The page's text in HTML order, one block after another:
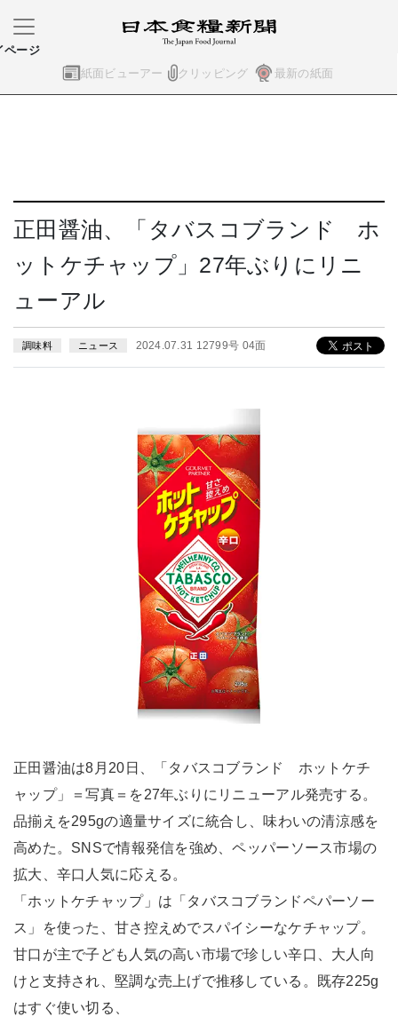
紙面ビューアー クリッピング 最新の紙面
ページ
正田醤油、「タバスコブランド ホ
ットケチャップ」27年ぶりにリニ
ューアル
調味料 ニュース 2024.07.31 12799号 04面
正田醤油は8月20日、「タバスコブランド ホットケチ
ャップ」＝写真＝を27年ぶりにリニューアル発売する。
品揃えを295gの適量サイズに統合し、味わいの清涼感を
高めた。SNSで情報発信を強め、ペッパーソース市場の
拡大、辛口人気に応える。
「ホットケチャップ」は「タバスコブランドペパーソー
ス」を使った、甘さ控えめでスパイシーなケチャップ。
甘口が主で子ども人気の高い市場で珍しい辛口、大人向
けと支持され、堅調な売上げで推移している。既存225g
はすぐ使い切る、